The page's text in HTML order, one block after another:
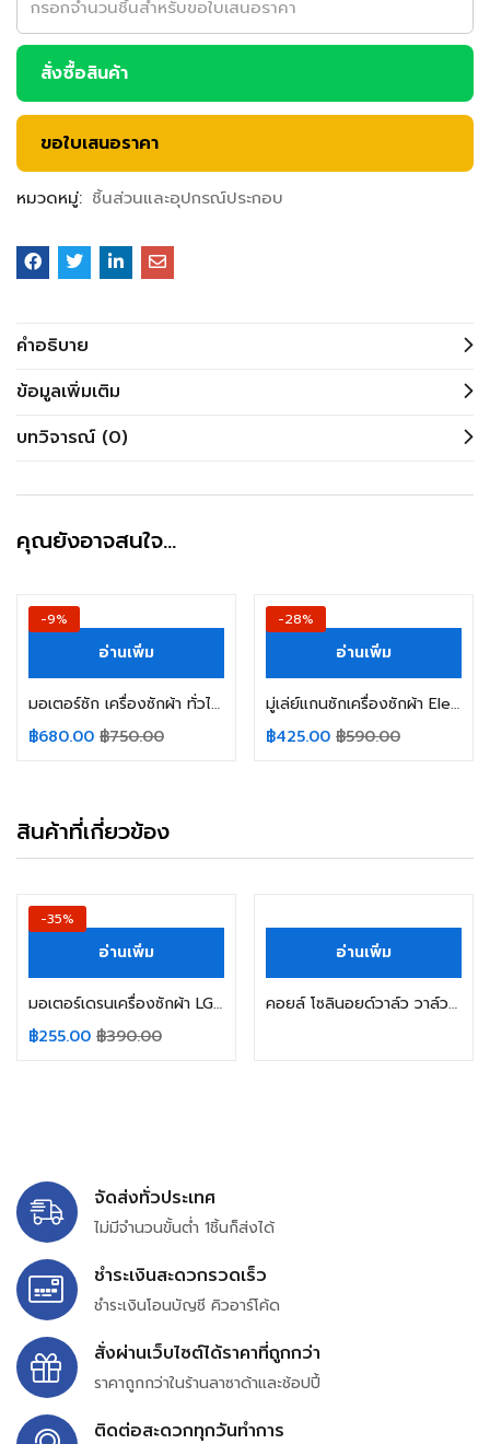
สั่งซื้อสินค้า
ขอใบเสนอราคา
หมวดหมู่: ชิ้นส่วนและอุปกรณ์ประกอบ
คำอธิบาย
ข้อมูลเพิ่มเติม
บทวิจารณ์ (0)
คุณยังอาจสนใจ…
-9%
อ่านเพิ่ม
มอเตอร์ซัก เครื่องซักผ้า ทั่วไป รุ่น XD-200 แกน 12mm 220-240V 50-60Hz 200W 1.8A อะไหล่เครื่องซักผ้า
฿680.00 ฿750.00
-28%
อ่านเพิ่ม
มู่เล่ย์แกนซักเครื่องซักผ้า Electrolux อีเลคโทรลักซ์ กว้าง 27.4cm รูใน 12.5x17mm (ถอด) อะไหล่เครื่องซักผ้า
฿425.00 ฿590.00
สินค้าที่เกี่ยวข้อง
-35%
อ่านเพิ่ม
มอเตอร์เดรนเครื่องซักผ้า LG แอลจี ฝาบน รุ่น TC-LG1 13.5VDC 350mA 0.45W (แท้ ถอด) อะไหล่เครื่องซักผ้า
฿255.00 ฿390.00
อ่านเพิ่ม
คอยล์ โซลินอยด์วาล์ว วาล์วน้ำเครื่องซักผ้า SAMSUNG ซัมซุง ใช้ได้กับหลายรุ่น 220/240V อะไหล่เครื่องซักผ้า
จัดส่งทั่วประเทศ
ไม่มีจำนวนขั้นต่ำ 1ชิ้นก็ส่งได้
ชำระเงินสะดวกรวดเร็ว
ชำระเงินโอนบัญชี คิวอาร์โค้ด
สั่งผ่านเว็บไซต์ได้ราคาที่ถูกกว่า
ราคาถูกกว่าในร้านลาซาด้าและช้อปปี้
ติดต่อสะดวกทุกวันทำการ